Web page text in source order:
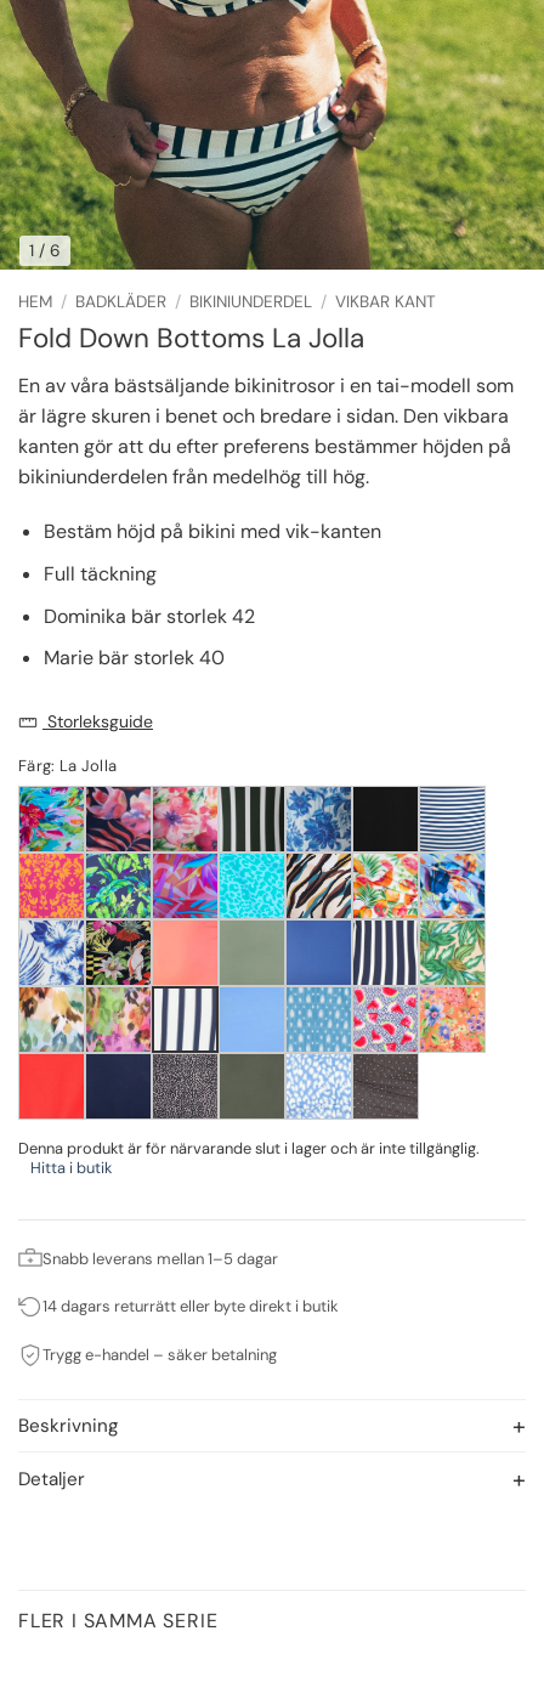
1 / 6
HEM / BADKLÄDER / BIKINIUNDERDEL / VIKBAR KANT
Fold Down Bottoms La Jolla
En av våra bästsäljande bikinitrosor i en tai-modell som
är lägre skuren i benet och bredare i sidan. Den vikbara
kanten gör att du efter preferens bestämmer höjden på
bikiniunderdelen från medelhög till hög.
Bestäm höjd på bikini med vik-kanten
Full täckning
Dominika bär storlek 42
Marie bär storlek 40
Storleksguide
Färg: La Jolla
Denna produkt är för närvarande slut i lager och är inte tillgänglig.
Hitta i butik
Snabb leverans mellan 1–5 dagar
14 dagars returrätt eller byte direkt i butik
Trygg e-handel – säker betalning
Beskrivning
Detaljer
FLER I SAMMA SERIE